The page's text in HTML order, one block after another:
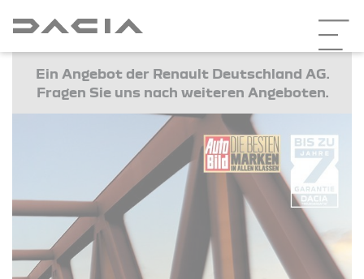
Ein Angebot der Renault Deutschland AG.
Fragen Sie uns nach weiteren Angeboten.